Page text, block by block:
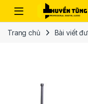
Trang chủ Bài viết